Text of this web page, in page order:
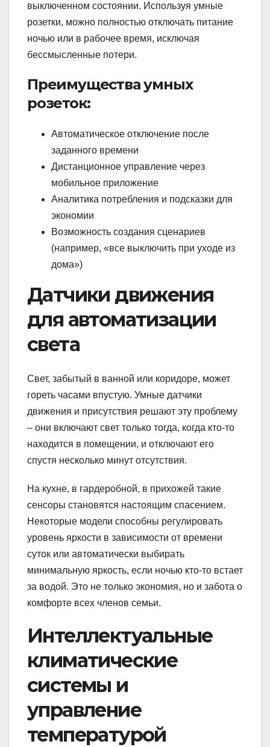
выключенном состоянии. Используя умные
розетки, можно полностью отключать питание
ночью или в рабочее время, исключая
бессмысленные потери.
Преимущества умных
розеток:
Автоматическое отключение после
заданного времени
Дистанционное управление через
мобильное приложение
Аналитика потребления и подсказки для
экономии
Возможность создания сценариев
(например, «все выключить при уходе из
дома»)
Датчики движения
для автоматизации
света
Свет, забытый в ванной или коридоре, может
гореть часами впустую. Умные датчики
движения и присутствия решают эту проблему
– они включают свет только тогда, когда кто-то
находится в помещении, и отключают его
спустя несколько минут отсутствия.
На кухне, в гардеробной, в прихожей такие
сенсоры становятся настоящим спасением.
Некоторые модели способны регулировать
уровень яркости в зависимости от времени
суток или автоматически выбирать
минимальную яркость, если ночью кто-то встает
за водой. Это не только экономия, но и забота о
комфорте всех членов семьи.
Интеллектуальные
климатические
системы и
управление
температурой